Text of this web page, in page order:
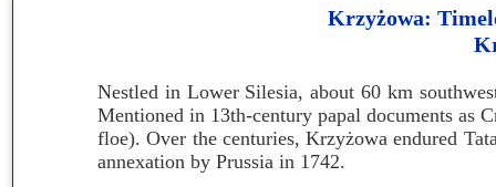
Krzyżowa:
Nestled in Lower Silesia, about 60 km
Mentioned in 13th-century papal documents as
floe). Over the centuries, Krzyżowa endured
annexation by Prussia in 1742.
Ambasador Zamoyskiego
Biblioteka szkolna
Wykaz podręczników
Rzecznik Praw Ucznia
mLegitymacja
Dlaczego Zamoyski?
System rekrutacji